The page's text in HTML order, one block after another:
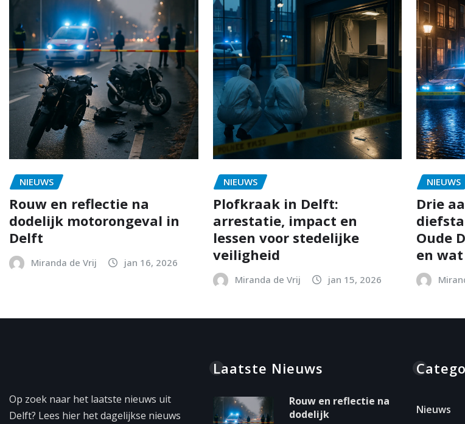
NIEUWS
Rouw en reflectie na
dodelijk motorongeval in
Delft
Miranda de Vrij jan 16, 2026
NIEUWS
Plofkraak in Delft:
arrestatie, impact en
lessen voor stedelijke
veiligheid
Miranda de Vrij jan 15, 2026
NIEUWS
Drie
Oude
en
Op zoek naar het laatste nieuws uit
Delft? Lees hier het dagelijkse nieuws
Laatste Nieuws
Rouw en reflectie na
dodelijk
Nieuws